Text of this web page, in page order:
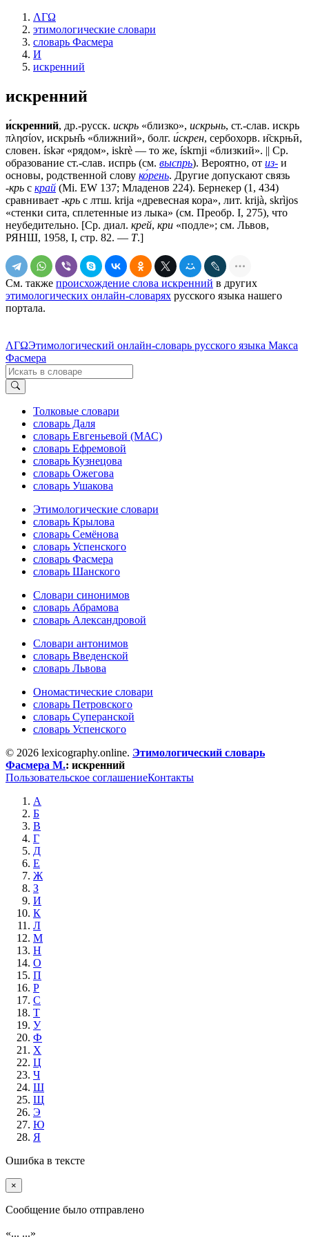
ΛΓΩ
этимологические словари
словарь Фасмера
И
искренний
искренний
и́скренний, др.-русск. искрь «близко», искрьнь, ст.-слав. искрь
πλησίον, искрьн̂ь «ближний», болг. и́скрен, сербохорв. и̏скрњӣ,
словен. ískǝr «рядом», iskrè — то же, ískrnji «близкий». || Ср.
образование ст.-слав. испрь (см. выспрь). Вероятно, от из- и
основы, родственной слову ко́рень. Другие допускают связь
-крь с край (Мi. ЕW 137; Младенов 224). Бернекер (1, 434)
сравнивает -крь с лтш. krijа «древесная кора», лит. krijà, skrìjos
«стенки сита, сплетенные из лыка» (см. Преобр. I, 275), что
неубедительно. [Ср. диал. крей, кри «подле»; см. Львов,
РЯНШ, 1958, I, стр. 82. — Т.]
См. также происхождение слова искренний в других
этимологических онлайн-словарях русского языка нашего
портала.
ΛΓΩЭтимологический онлайн-словарь русского языка Макса
Фасмера
Толковые словари
словарь Даля
словарь Евгеньевой (МАС)
словарь Ефремовой
словарь Кузнецова
словарь Ожегова
словарь Ушакова
Этимологические словари
словарь Крылова
словарь Семёнова
словарь Успенского
словарь Фасмера
словарь Шанского
Словари синонимов
словарь Абрамова
словарь Александровой
Словари антонимов
словарь Введенской
словарь Львова
Ономастические словари
словарь Петровского
словарь Суперанской
словарь Успенского
© 2026 lexicography.online. Этимологический словарь
Фасмера М.: искренний
Пользовательское соглашениеКонтакты
А
Б
В
Г
Д
Е
Ж
З
И
К
Л
М
Н
О
П
Р
С
Т
У
Ф
Х
Ц
Ч
Ш
Щ
Э
Ю
Я
Ошибка в тексте
×
Cообщение было отправлено
«... ...»